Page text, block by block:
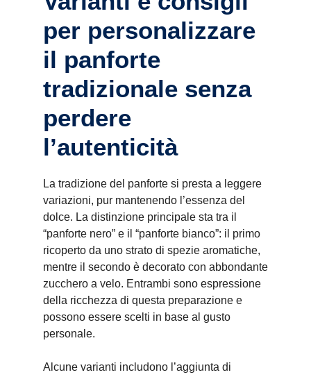
per personalizzare
il panforte
tradizionale senza
perdere
l’autenticità
La tradizione del panforte si presta a leggere
variazioni, pur mantenendo l’essenza del
dolce. La distinzione principale sta tra il
“panforte nero” e il “panforte bianco”: il primo
ricoperto da uno strato di spezie aromatiche,
mentre il secondo è decorato con abbondante
zucchero a velo. Entrambi sono espressione
della ricchezza di questa preparazione e
possono essere scelti in base al gusto
personale.
Alcune varianti includono l’aggiunta di